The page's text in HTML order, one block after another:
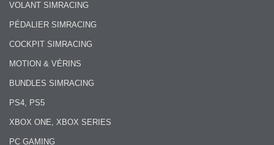
VOLANT SIMRACING
PÉDALIER SIMRACING
COCKPIT SIMRACING
MOTION & VÉRINS
BUNDLES SIMRACING
PS4, PS5
XBOX ONE, XBOX SERIES
PC GAMING